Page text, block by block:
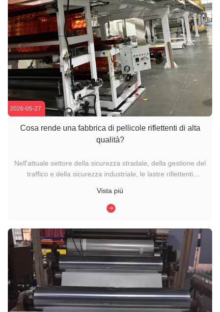
2026-05-27
Cosa rende una fabbrica di pellicole riflettenti di alta
qualità?
Nell'attuale settore della sicurezza stradale, della gestione del
traffico e della sicurezza industriale, le lastre riflettenti
ridurre gli incidenti.Se viene utilizzato per segnali stradali,
segni dei veicoli, sicurezza della zona di ...
Vista più